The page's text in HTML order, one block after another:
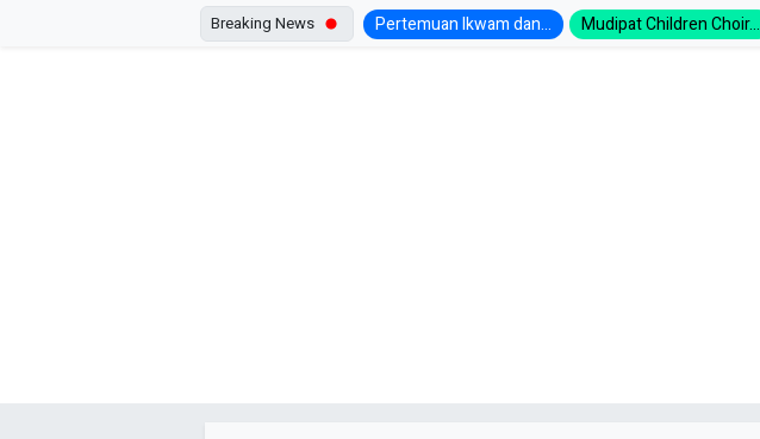
Breaking News Pertemuan Ikwam dan... Mudipat Children Choir...